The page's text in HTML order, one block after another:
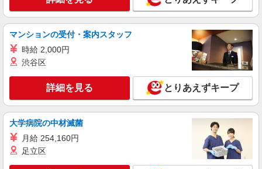
週3〜OK/看護助手
時給1650円〜2312円 ＜日払い有/週払い有/交
通費全支給(ガソリン代含む)＞
詳細を見る
派遣社員
株式会社kotrio /●SW-H1-1855696
東十条駅≫タイパ重視で稼げる看護助手＊無料
資格支援で時給UP
時給1650円〜2312円 ＜日払い有/週払い有/交
マンションの受付・案内スタッフ
時給 2,000円
渋谷区
詳細を見る とりあえずキープ
大学病院の中材滅菌
月給 254,160円
足立区